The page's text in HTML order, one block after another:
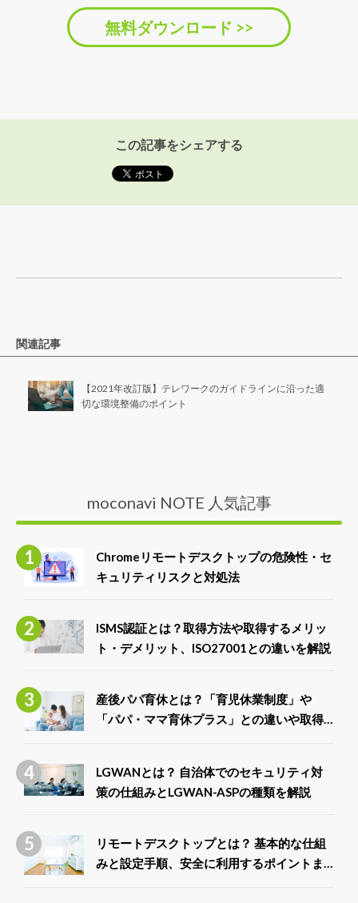
無料ダウンロード >>
この記事をシェアする
関連記事
【2021年改訂版】テレワークのガイドラインに沿った適
切な環境整備のポイント
moconavi NOTE 人気記事
Chromeリモートデスクトップの危険性・セ
キュリティリスクと対処法
ISMS認証とは？取得方法や取得するメリッ
ト・デメリット、ISO27001との違いを解説
産後パパ育休とは？「育児休業制度」や
「パパ・ママ育休プラス」との違いや取得
LGWANとは？ 自治体でのセキュリティ対
策の仕組みとLGWAN-ASPの種類を解説
リモートデスクトップとは？ 基本的な仕組
みと設定手順、安全に利用するポイントま